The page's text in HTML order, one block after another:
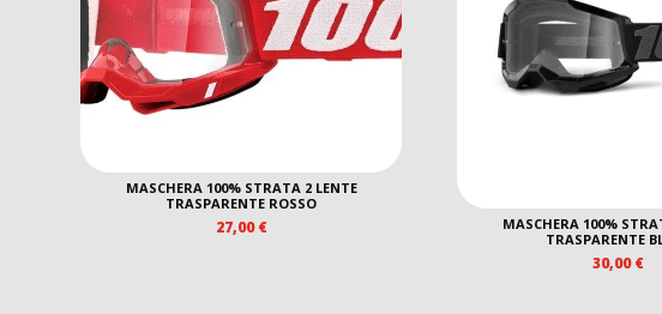
MASCHERA 100% STRATA 2 LENTE
TRASPARENTE ROSSO
27,00€
MASCHERA 100%
TRASPARENTE
30,00€